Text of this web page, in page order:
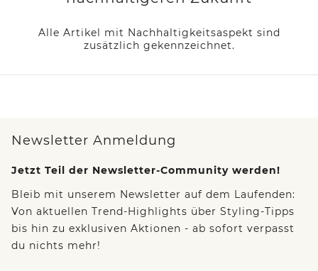
Alle Artikel mit Nachhaltigkeitsaspekt sind
zusätzlich gekennzeichnet.
Newsletter Anmeldung
Jetzt Teil der Newsletter-Community werden!
Bleib mit unserem Newsletter auf dem Laufenden:
Von aktuellen Trend-Highlights über Styling-Tipps
bis hin zu exklusiven Aktionen - ab sofort verpasst
du nichts mehr!